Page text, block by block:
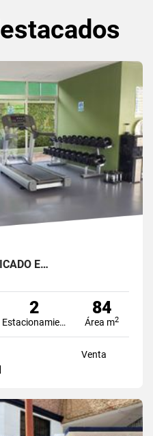
E…
2
Estacionamiento
84
Área m2
Venta